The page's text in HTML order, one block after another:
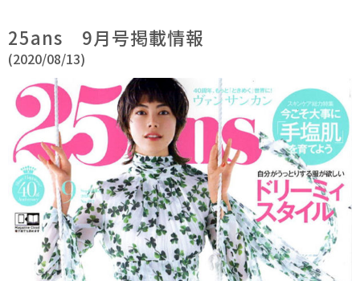
25ans 9月号掲載情報
(2020/08/13)